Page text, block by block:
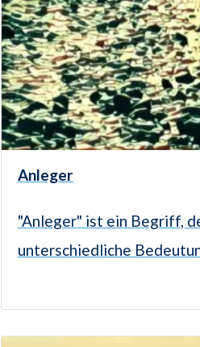
Anleger
"Anleger" ist ein Begriff,
unterschiedliche